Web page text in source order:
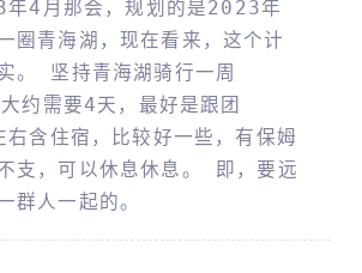
4月那会，规划的是2023年
圈青海湖，现在看来，这个计
。 坚持青海湖骑行一周
约需要4天，最好是跟团
含住宿，比较好一些，有保姆
支，可以休息休息。 即，要远
群人一起的。